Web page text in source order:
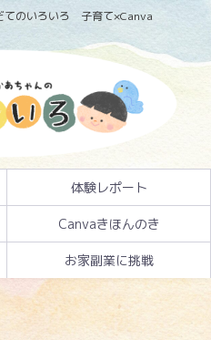
てのいろいろ 子育て×Canva
体験レポート
Canvaきほんのき
お家副業に挑戦